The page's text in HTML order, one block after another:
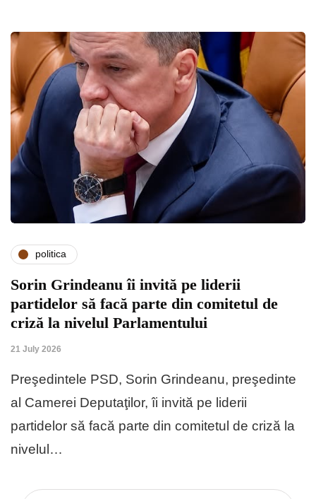
politica
Sorin Grindeanu îi invită pe liderii
partidelor să facă parte din comitetul de
criză la nivelul Parlamentului
21 July 2026
Preşedintele PSD, Sorin Grindeanu, preşedinte
al Camerei Deputaţilor, îi invită pe liderii
partidelor să facă parte din comitetul de criză la
nivelul…